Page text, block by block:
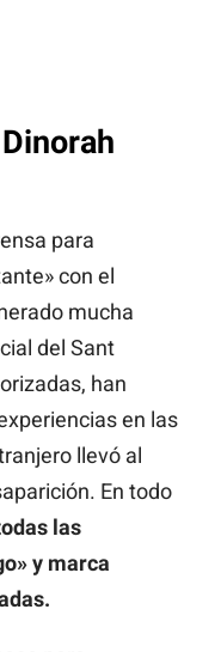
para
con el
mucha
del Sant
han
en las
llevó al
En todo
las
y marca